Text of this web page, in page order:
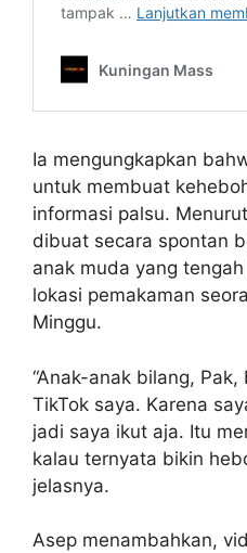
Ia mengungkapkan
untuk membuat
informasi palsu.
dibuat secara spontan
anak muda yang
lokasi pemakaman
Minggu.
“Anak-anak bilang,
TikTok saya. Karena
jadi saya ikut aja. Itu
kalau ternyata bikin
jelasnya.
Asep menambahkan,